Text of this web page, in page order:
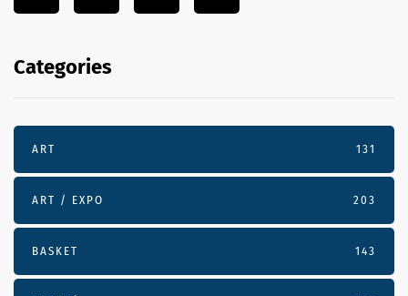
Categories
ART 131
ART / EXPO 203
BASKET 143